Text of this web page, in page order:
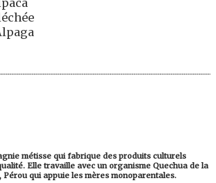
métisse qui fabrique des produits culturels
Elle travaille avec un organisme Quechua de la
qui appuie les mères monoparentales.